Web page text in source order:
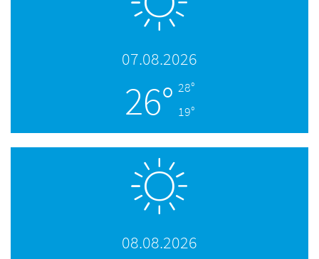
07.08.2026
26° 28°
19°
08.08.2026